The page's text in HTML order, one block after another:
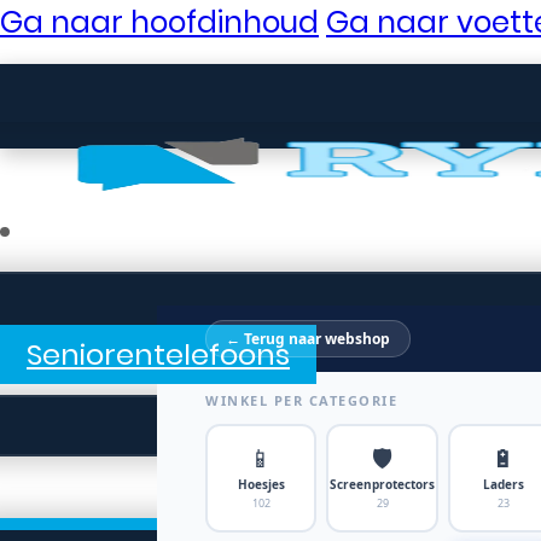
Ga naar hoofdinhoud Ga naar
Seniorentelefoons← Terug naar webshop
WINKEL PER CATEGORIE
📱
Hoesjes
102
🛡️
Screenprotectors
29
🔋
Laders
23